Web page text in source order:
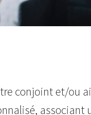
conjoint et/ou
associant